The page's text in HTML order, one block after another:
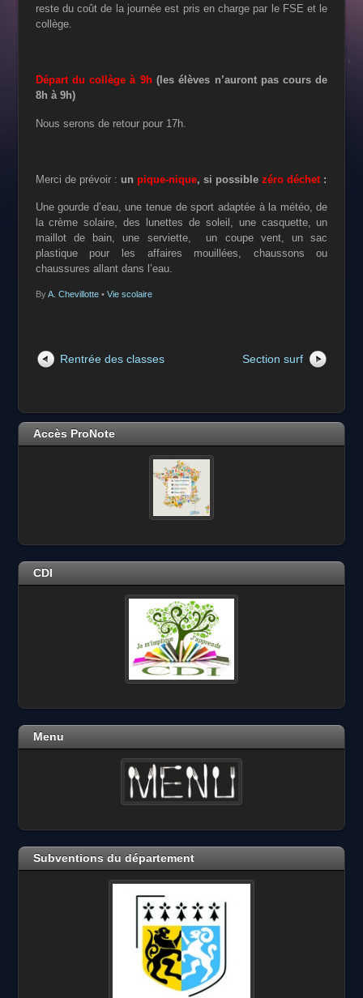
reste du coût de la journée est pris en charge par le FSE et le
collège.
Départ du collège à 9h(les élèves n’auront pas cours de
8h à 9h)
Nous serons de retour pour 17h.
Merci de prévoir : un pique-nique, si possible zéro déchet:
Une gourde d’eau, une tenue de sport adaptée à la météo, de
la crème solaire, des lunettes de soleil, une casquette, un
maillot de bain, une serviette, un coupe vent, un sac
plastique pour les affaires mouillées, chaussons ou
chaussures allant dans l’eau.
ByA. Chevillotte• Vie scolaire
Rentrée des classes Section surf
Accès ProNote
CDI
Menu
Subventions du département